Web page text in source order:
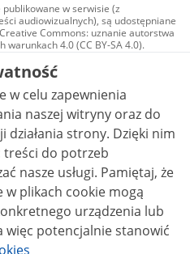
w serwisie (z
audiowizualnych), są udostępniane
Commons: uznanie autorstwa
warunkach 4.0 (CC BY-SA 4.0).
w tym zdjęcia, materiały
udostępniane na licencji typu
uznanie autorstwa użycie
utworów zależnych 4.0 (CC BY-
nie jest to stwierdzone inaczej.
w celu zapewnienia
naszej witryny oraz do
strony. Dzięki nim
treści do potrzeb
Pamiętaj, że
plikach cookie mogą
urządzenia lub
więc potencjalnie stanowić